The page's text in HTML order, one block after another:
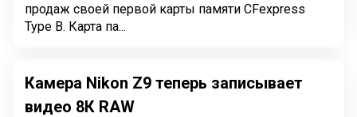
продаж своей первой карты памяти CFexpress
Type B. Карта па...
Камера Nikon Z9 теперь записывает
видео 8К RAW